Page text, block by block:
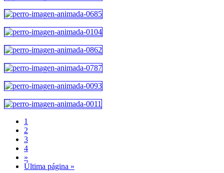
1
2
3
4
»
Última página »